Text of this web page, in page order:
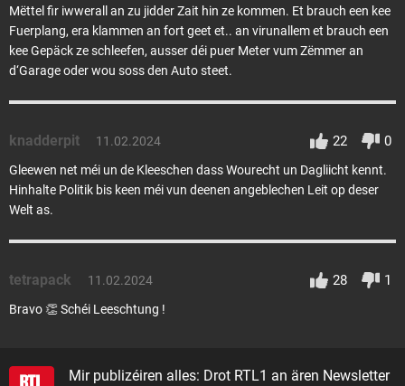
Mëttel fir iwwerall an zu jidder Zait hin ze kommen. Et brauch een kee
Fuerplang, era klammen an fort geet et.. an virunallem et brauch een
kee Gepäck ze schleefen, ausser déi puer Meter vum Zëmmer an
d‘Garage oder wou soss den Auto steet.
knadderpit 11.02.2024 22 0
Gleewen net méi un de Kleeschen dass Wourecht un Dagliicht kennt.
Hinhalte Politik bis keen méi vun deenen angeblechen Leit op deser
Welt as.
tetrapack 11.02.2024 28 1
Bravo 👏 Schéi Leeschtung !
Mir publizéiren alles: Drot RTL1 an ären Newsletter